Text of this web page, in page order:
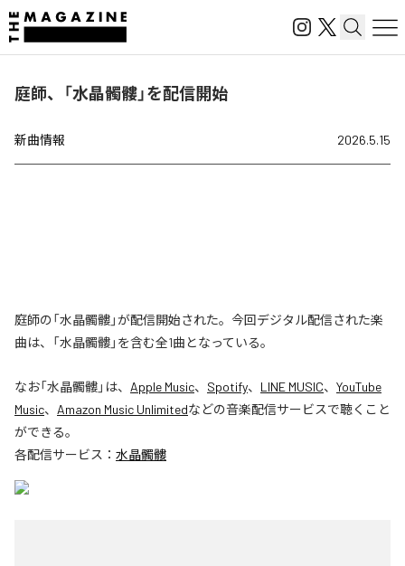
庭師、「水晶髑髏」を配信開始
新曲情報 2026.5.15
庭師の「水晶髑髏」が配信開始された。今回デジタル配信された楽
曲は、「水晶髑髏」を含む全1曲となっている。
なお「水晶髑髏」は、 Apple Music、 Spotify、 LINE MUSIC、 YouTube
Music、 Amazon Music Unlimitedなどの音楽配信サービスで聴くこと
ができる。
各配信サービス： 水晶髑髏